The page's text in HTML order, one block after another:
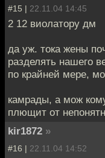
#15 | 22.11.04 14:45
2 12 виолатору дм
да уж. тока жены
разделять нашего
по крайней мере,
камрады, а мож
плющит от
kir1872 »
#16 | 22.11.04 14:52